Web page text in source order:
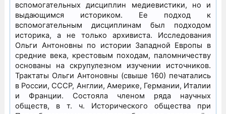
вспомогательных дисциплин медиевистики, но и
выдающимся историком. Ее подход к
вспомогательным дисциплинам был подходом
историка, а не только архивиста. Исследования
Ольги Антоновны по истории Западной Европы в
средние века, крестовым походам, паломничеству
основаны на скрупулезном изучении источников.
Трактаты Ольги Антоновны (свыше 160) печатались
в России, СССР, Англии, Америке, Германии, Италии
и Франции. Состояла членом ряда научных
обществ, в т. ч. Исторического общества при